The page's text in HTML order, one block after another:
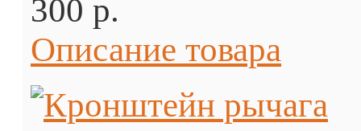
300 p.
Описание товара